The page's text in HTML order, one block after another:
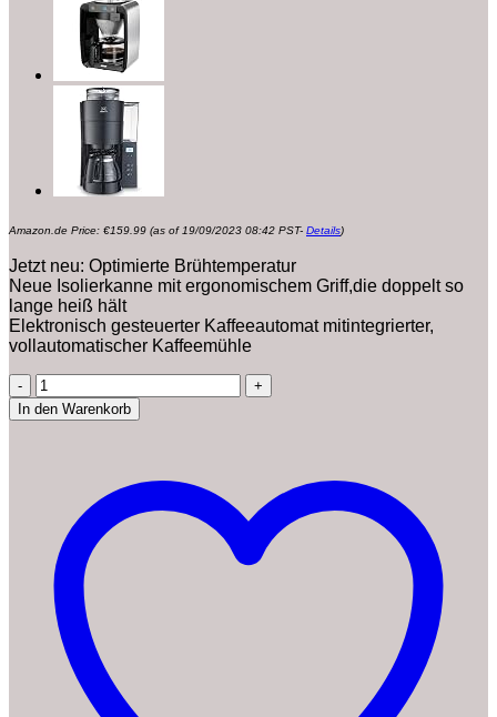
Amazon.de Price: €159.99 (as of 19/09/2023 08:42 PST- Details)
Jetzt neu: Optimierte Brühtemperatur
Neue Isolierkanne mit ergonomischem Griff,die doppelt so
lange heiß hält
Elektronisch gesteuerter Kaffeeautomat mitintegrierter,
vollautomatischer Kaffeemühle
BEEM
Fresh-
Aroma-
Kaffeemaschine
Mahlwerk,
Isolierkanne
und
Permanent-
Goldfilter,
Edelstahl
Tassen)
Menge
In den Warenkorb